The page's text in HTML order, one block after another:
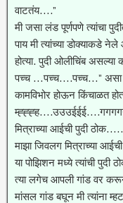
वाटतंय….”
मी जसा लंड पूर्णपणे त्यांचा
पाय मी त्यांच्या डोक्याकडे
होत्या. पुदी ओलीचिंब
पच्च …पच्च….पच्च…” असा
कामविभोर होऊन किंचाळत
मित्राच्या आईची पुदी
माझा जिवलग मित्राच्या
या पोझिशन मध्ये त्यांची पुदी
त्या लगेच आपली गांड वर करून
मांसल गांड बघून मी त्यांना